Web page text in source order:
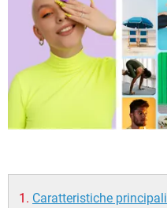
Caratteristiche principali